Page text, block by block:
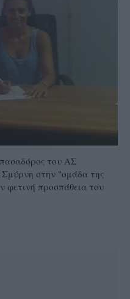
του ΑΣ
στην "ομάδα της
φετινή προσπάθεια του